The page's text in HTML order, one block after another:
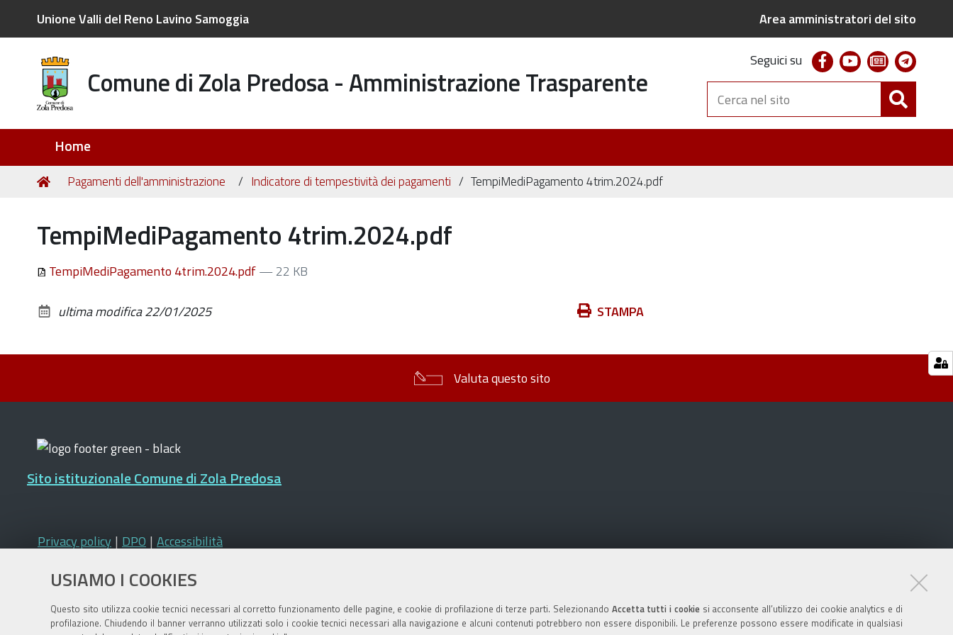
USIAMO I COOKIES
Questo sito utilizza cookie tecnici necessari al corretto funzionamento delle pagine, e cookie di profilazione di terze parti. Selezionando Accetta tutti i cookiesi acconsente all’utilizzo dei cookie analytics e di
profilazione. Chiudendo il banner verranno utilizzati solo i cookie tecnici necessari alla navigazione e alcuni contenuti potrebbero non essere disponibili. Le preferenze possono essere modificate in qualsiasi
Unione Valli del Reno Lavino Samoggia Area amministratori del sito
Comune di Zola Predosa - Amministrazione Trasparente
Seguici su facebookyoutubenewsletter
Cerca
nel
sito
Home
Tu
Home
Pagamenti dell'amministrazione Indicatore di tempestività dei pagamenti TempiMediPagamento 4trim.2024.pdf
TempiMediPagamento 4trim.2024.pdf
TempiMediPagamento 4trim.2024.pdf— 22 KB
Azioni STAMPA
ultima modifica22/01/2025
Valuta questo sito
Sito istituzionale Comune di Zola Predosa
Privacy policy | DPO | Accessibilità